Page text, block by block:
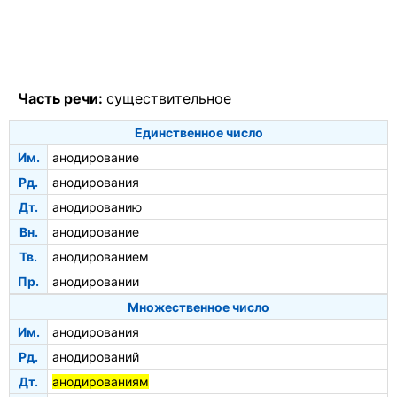
Часть речи: существительное
Единственное число
Им.
анодирование
Рд.
анодирования
Дт.
анодированию
Вн.
анодирование
Тв.
анодированием
Пр.
анодировании
Множественное число
Им.
анодирования
Рд.
анодирований
Дт.
анодированиям